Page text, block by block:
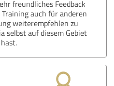
freundliches Feedback
auch für anderen
weiterempfehlen zu
selbst auf diesem Gebiet